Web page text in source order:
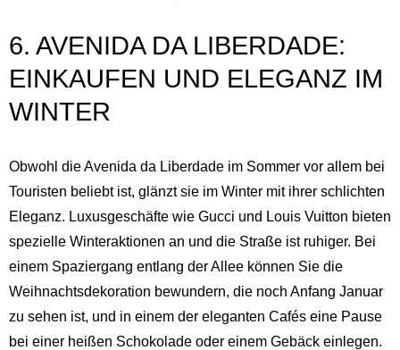
6. AVENIDA DA LIBERDADE:
EINKAUFEN UND ELEGANZ IM
WINTER
Obwohl die Avenida da Liberdade im Sommer vor allem bei
Touristen beliebt ist, glänzt sie im Winter mit ihrer schlichten
Eleganz. Luxusgeschäfte wie Gucci und Louis Vuitton bieten
spezielle Winteraktionen an und die Straße ist ruhiger. Bei
einem Spaziergang entlang der Allee können Sie die
Weihnachtsdekoration bewundern, die noch Anfang Januar
zu sehen ist, und in einem der eleganten Cafés eine Pause
bei einer heißen Schokolade oder einem Gebäck einlegen.